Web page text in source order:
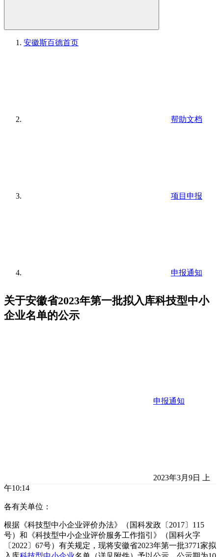
安徽斯百德首页
帮助文档
项目申报
申报通知
关于安徽省2023年第一批拟入库科技型中小
企业名单的公示
申报通知
2023年3月9日 上
午10:14
各有关单位：
根据《科技型中小企业评价办法》（国科发政〔2017〕115
号）和《科技型中小企业评价服务工作指引》（国科火字
〔2022〕67号）有关规定，现将安徽省2023年第一批3771家拟